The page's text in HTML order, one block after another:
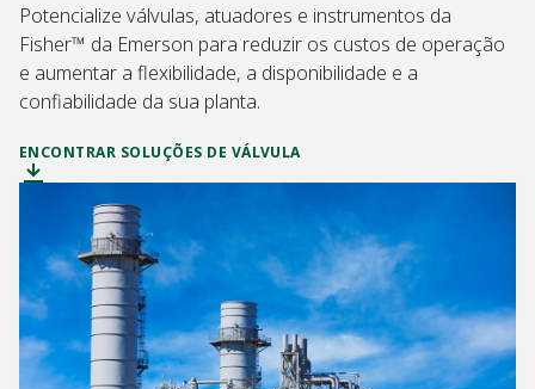
Potencialize válvulas, atuadores e instrumentos da
Fisher™ da Emerson para reduzir os custos de operação
e aumentar a flexibilidade, a disponibilidade e a
confiabilidade da sua planta.
ENCONTRAR SOLUÇÕES DE VÁLVULA